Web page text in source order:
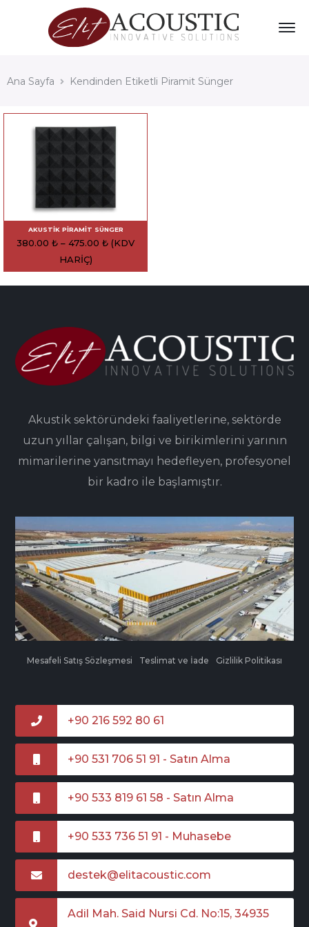
Ana Sayfa Kendinden Etiketli Piramit Sünger
AKUSTIK PIRAMIT SÜNGER
380.00 ₺ – 475.00 ₺ (KDV
HARIÇ)
Akustik sektöründeki faaliyetlerine, sektörde
uzun yıllar çalışan, bilgi ve birikimlerini yarının
mimarilerine yansıtmayı hedefleyen, profesyonel
bir kadro ile başlamıştır.
Mesafeli Satış Sözleşmesi Teslimat ve İade Gizlilik Politikası
+90 216 592 80 61
+90 531 706 51 91 - Satın Alma
+90 533 819 61 58 - Satın Alma
+90 533 736 51 91 - Muhasebe
destek@elitacoustic.com
Adil Mah. Said Nursi Cd. No:15, 34935